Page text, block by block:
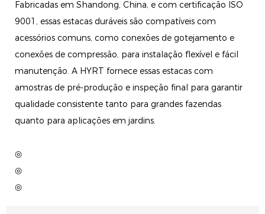
Fabricadas em Shandong, China, e com certificação ISO
9001, essas estacas duráveis ​​são compatíveis com
acessórios comuns, como conexões de gotejamento e
conexões de compressão, para instalação flexível e fácil
manutenção. A HYRT fornece essas estacas com
amostras de pré-produção e inspeção final para garantir
qualidade consistente tanto para grandes fazendas
quanto para aplicações em jardins.
◎
◎
◎